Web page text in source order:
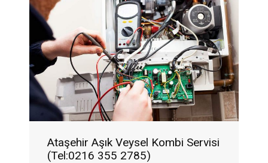
Ataşehir Aşık Veysel Kombi Servisi
(Tel:0216 355 2785)